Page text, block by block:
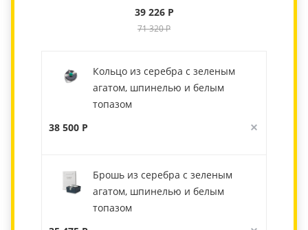
39 226 Р
71 320 Р
Кольцо из серебра с зеленым
агатом, шпинелью и белым
топазом
38 500 Р
Брошь из серебра с зеленым
агатом, шпинелью и белым
топазом